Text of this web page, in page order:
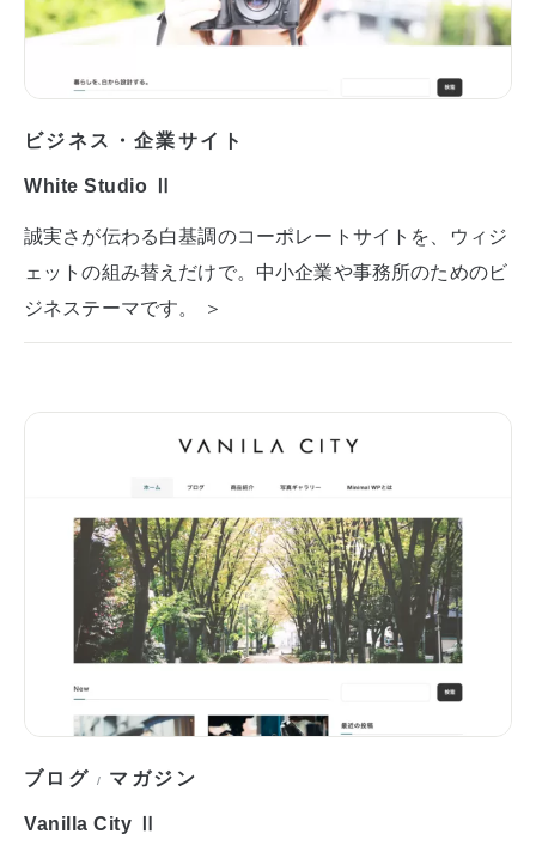
ビジネス・企業サイト
White Studio Ⅱ
誠実さが伝わる白基調のコーポレートサイトを、ウィジ
ェットの組み替えだけで。中小企業や事務所のためのビ
ジネステーマです。 ＞
ブログ / マガジン
Vanilla City Ⅱ